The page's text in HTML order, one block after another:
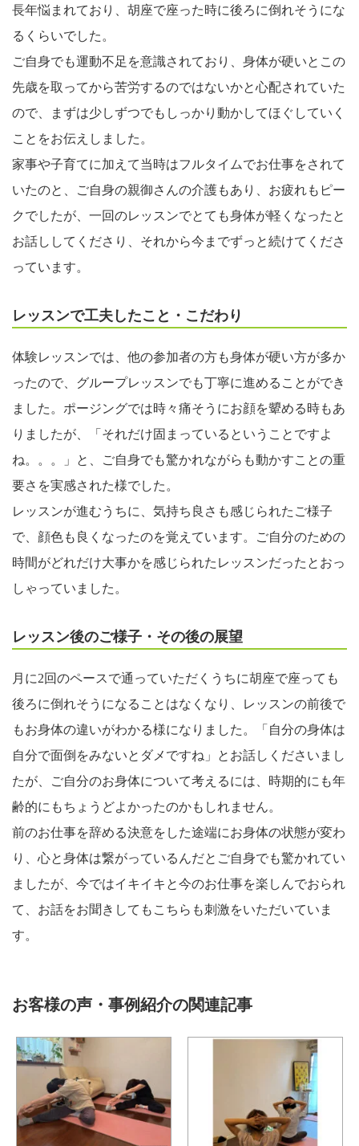
長年悩まれており、胡座で座った時に後ろに倒れそうにな
るくらいでした。
ご自身でも運動不足を意識されており、身体が硬いとこの
先歳を取ってから苦労するのではないかと心配されていた
ので、まずは少しずつでもしっかり動かしてほぐしていく
ことをお伝えしました。
家事や子育てに加えて当時はフルタイムでお仕事をされて
いたのと、ご自身の親御さんの介護もあり、お疲れもピー
クでしたが、一回のレッスンでとても身体が軽くなったと
お話ししてくださり、それから今までずっと続けてくださ
っています。
レッスンで工夫したこと・こだわり
体験レッスンでは、他の参加者の方も身体が硬い方が多か
ったので、グループレッスンでも丁寧に進めることができ
ました。ポージングでは時々痛そうにお顔を顰める時もあ
りましたが、「それだけ固まっているということですよ
ね。。。」と、ご自身でも驚かれながらも動かすことの重
要さを実感された様でした。
レッスンが進むうちに、気持ち良さも感じられたご様子
で、顔色も良くなったのを覚えています。ご自分のための
時間がどれだけ大事かを感じられたレッスンだったとおっ
しゃっていました。
レッスン後のご様子・その後の展望
月に2回のペースで通っていただくうちに胡座で座っても
後ろに倒れそうになることはなくなり、レッスンの前後で
もお身体の違いがわかる様になりました。「自分の身体は
自分で面倒をみないとダメですね」とお話しくださいまし
たが、ご自分のお身体について考えるには、時期的にも年
齢的にもちょうどよかったのかもしれません。
前のお仕事を辞める決意をした途端にお身体の状態が変わ
り、心と身体は繋がっているんだとご自身でも驚かれてい
ましたが、今ではイキイキと今のお仕事を楽しんでおられ
て、お話をお聞きしてもこちらも刺激をいただいていま
す。
お客様の声・事例紹介の関連記事